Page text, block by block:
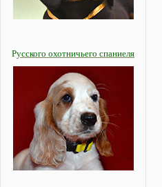
Русского охотничьего спаниеля